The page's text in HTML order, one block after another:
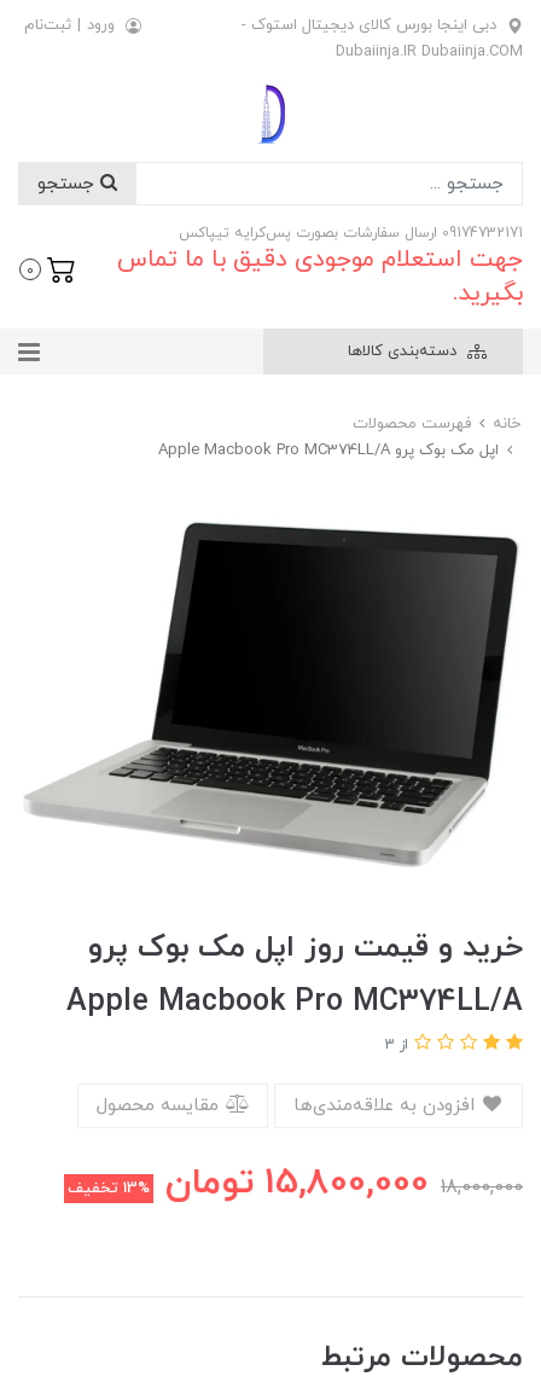
دبی اینجا بورس کالای دیجیتال استوک -
Dubaiinja.IR Dubaiinja.COM
ورود | ثبت‌نام
09174732171 ارسال سفارشات بصورت پس‌کرایه تیپاکس
جهت استعلام موجودی دقیق با ما تماس
بگیرید.
0
دسته‌بندی کالاها
خانه
فهرست محصولات
اپل مک بوک پرو Apple Macbook Pro MC374LL/A
خرید و قیمت روز اپل مک بوک پرو
Apple Macbook Pro MC374LL/A
از 3
مقایسه محصول
18,000,000
15,800,000 تومان 13% تخفیف
محصولات مرتبط